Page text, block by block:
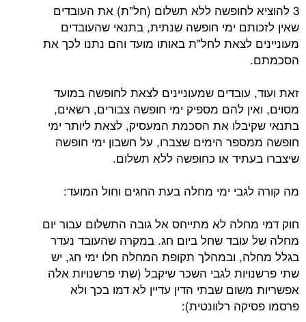
3 להוציא לחופשה ללא תשלום (חל"ת) את העובדים
שאין לזכותם ימי חופשה שנתית, בתנאי שהעובדים
מעוניינים לצאת לחל"ת באותו מועד והם נתנו לכך את
הסכמתם.
זאת ועוד, עובדים שמעוניינים לצאת לחופשה במועד
מסוים, ואין להם מספיק ימי חופשה צבורים, רשאים,
בתנאי שקיבלו את הסכמת המעסיק, לצאת ליותר ימי
חופשה ממספר הימים שצברו, על חשבון ימי חופשה
שיצברו בעתיד או כחופשה ללא תשלום.
מה קורה לגבי ימי מחלה בעת החגים וחול המועד:
חוק דמי מחלה לא מתייחס אל גובה התשלום עבור יום
מחלה של עובד שחל ביום חג. במקרה שהעובד נעדר
בגלל מחלה, ובמהלך תקופת המחלה חלו ימי חג, יש
שתי פרשנויות לגבי השכר שיקבל (שתי פרשנויות אלה
אפשריות משום שבתי הדין עדיין לא דמו בכך ולא
פרסמו פסיקה רלוונטית):